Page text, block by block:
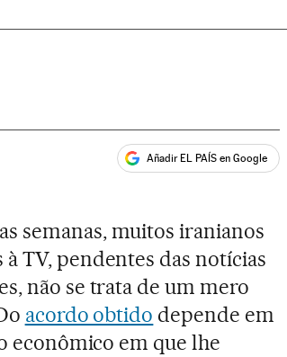
Añadir EL PAÍS en Google
semanas, muitos iranianos
TV, pendentes das notícias
não se trata de um mero
acordo obtido depende em
econômico em que lhe